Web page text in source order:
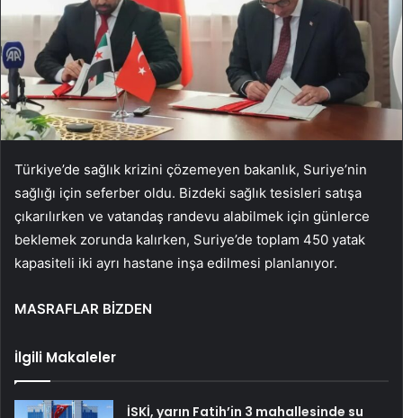
Türkiye’de sağlık krizini çözemeyen bakanlık, Suriye’nin
sağlığı için seferber oldu. Bizdeki sağlık tesisleri satışa
çıkarılırken ve vatandaş randevu alabilmek için günlerce
beklemek zorunda kalırken, Suriye’de toplam 450 yatak
kapasiteli iki ayrı hastane inşa edilmesi planlanıyor.
MASRAFLAR BİZDEN
İlgili Makaleler
İSKİ, yarın Fatih’in 3 mahallesinde su